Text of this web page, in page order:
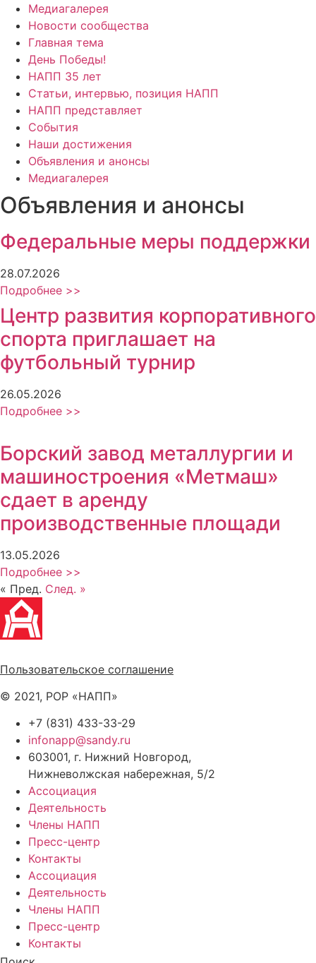
Медиагалерея
Новости сообщества
Главная тема
День Победы!
НАПП 35 лет
Статьи, интервью, позиция НАПП
НАПП представляет
События
Наши достижения
Объявления и анонсы
Медиагалерея
Объявления и анонсы
Федеральные меры поддержки
28.07.2026
Подробнее >>
Центр развития корпоративного
спорта приглашает на
футбольный турнир
26.05.2026
Подробнее >>
Борский завод металлургии и
машиностроения «Метмаш»
сдает в аренду
производственные площади
13.05.2026
Подробнее >>
« Пред. След. »
Пользовательское соглашение
© 2021, РОР «НАПП»
+7 (831) 433-33-29
infonapp@sandy.ru
603001, г. Нижний Новгород,
Нижневолжская набережная, 5/2
Ассоциация
Деятельность
Члены НАПП
Пресс-центр
Контакты
Ассоциация
Деятельность
Члены НАПП
Пресс-центр
Контакты